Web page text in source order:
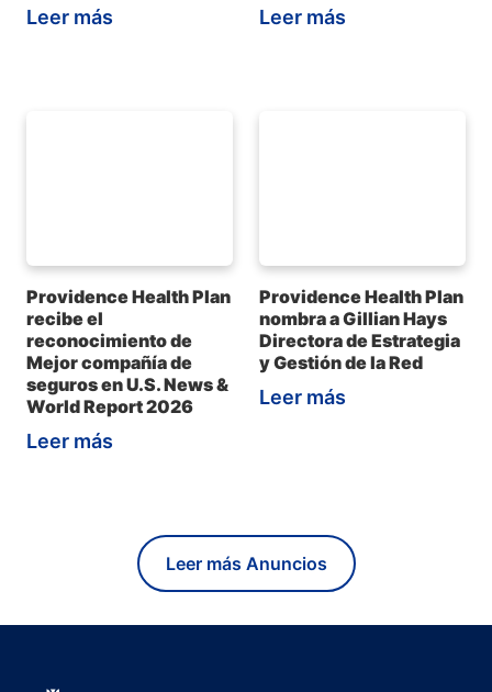
Leer más Leer más
Providence Health Plan
recibe el
reconocimiento de
Mejor compañía de
seguros en U.S. News &
World Report 2026
Leer más
Providence Health Plan
nombra a Gillian Hays
Directora de Estrategia
y Gestión de la Red
Leer más
Leer más Anuncios